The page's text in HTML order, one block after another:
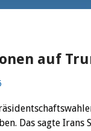
auf
Das sagte Irans